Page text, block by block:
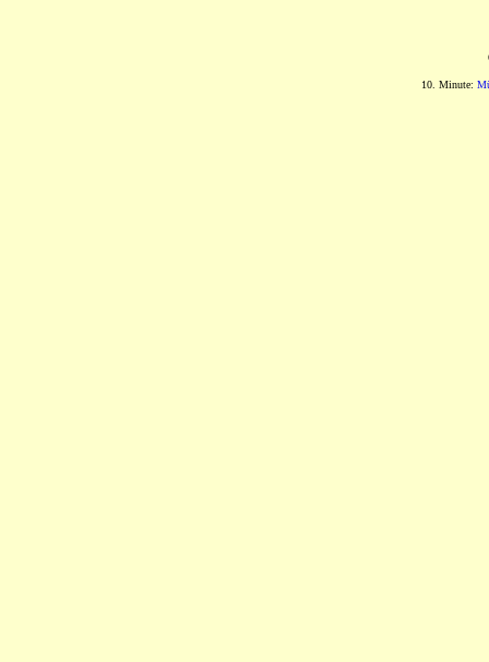
10. Minute: